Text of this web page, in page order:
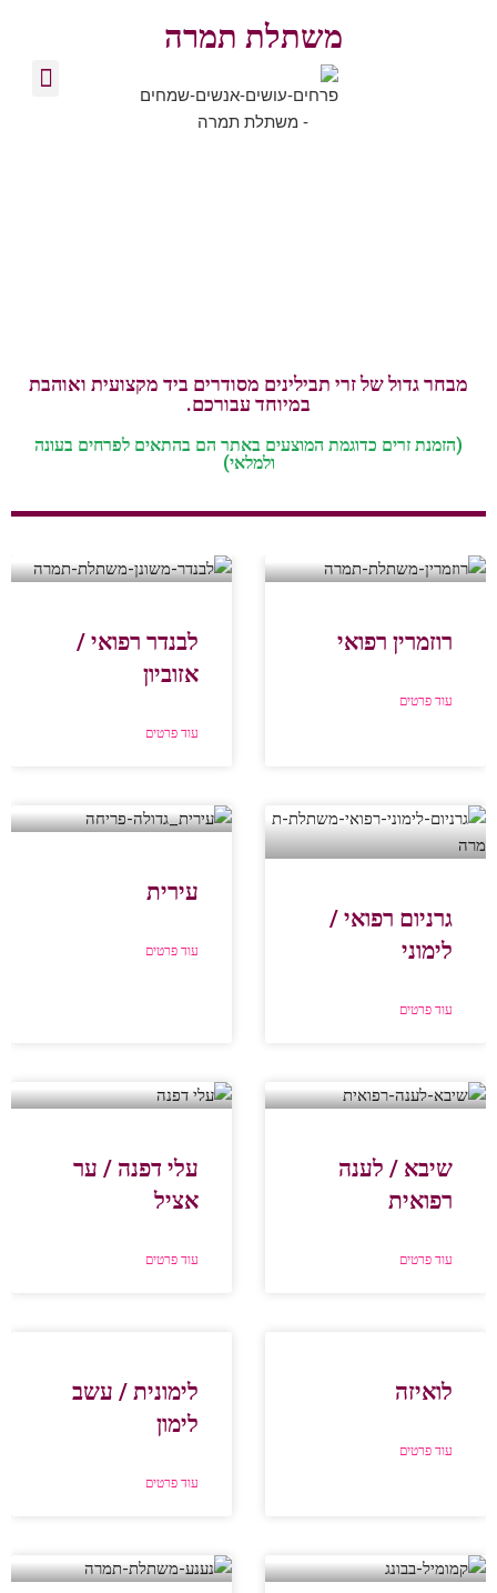
משתלת תמרה
מבחר גדול של זרי תבילינים מסודרים ביד מקצועית ואוהבת
במיוחד עבורכם.
(הזמנת זרים כדוגמת המוצעים באתר הם בהתאים לפרחים בעונה
ולמלאי)
רוזמרין רפואי
עוד פרטים
לבנדר רפואי /
אזוביון
עוד פרטים
גרניום רפואי /
לימוני
עוד פרטים
עירית
עוד פרטים
שיבא / לענה
רפואית
עוד פרטים
עלי דפנה / ער
אציל
עוד פרטים
לואיזה
עוד פרטים
לימונית / עשב
לימון
עוד פרטים